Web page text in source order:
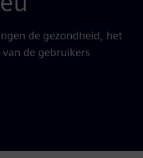
de gezondheid, het
de gebruikers